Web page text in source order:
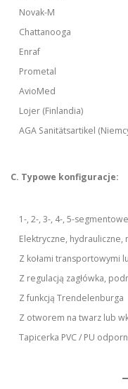
Novak-M
Chattanooga
Enraf
Prometal
AvioMed
Lojer (Finlandia)
AGA Sanitätsartikel
C. Typowe konfiguracje:
1-, 2-, 3-, 4-, 5-segmentowe
Elektryczne, hydrauliczne,
Z kołami transportowymi
Z regulacją zagłówka,
Z funkcją Trendelenburga
Z otworem na twarz lub
Tapicerka PVC / PU